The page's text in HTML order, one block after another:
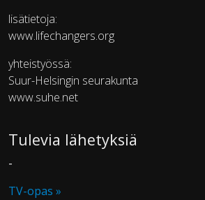
lisätietoja:
www.lifechangers.org
yhteistyössä:
Suur-Helsingin seurakunta
www.suhe.net
Tulevia lähetyksiä
-
TV-opas »